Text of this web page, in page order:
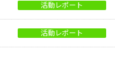
活動レポート
活動レポート